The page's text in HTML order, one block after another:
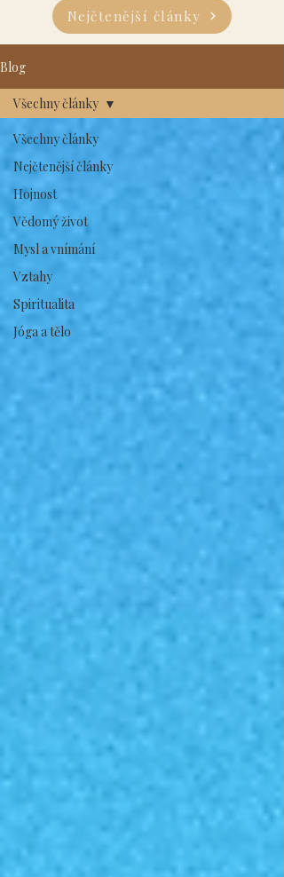
Nejčtenější články
Blog
Všechny články
Nejčtenější články
Hojnost
Vědomý život
Mysl a vnímání
Vztahy
Spiritualita
Jóga a tělo
Všechny články